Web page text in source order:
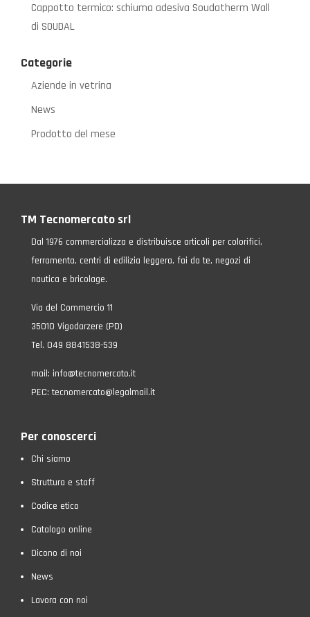
Cappotto termico: schiuma adesiva Soudatherm Wall
di SOUDAL
Categorie
Aziende in vetrina
News
Prodotto del mese
TM Tecnomercato srl
Dal 1976 commercializza e distribuisce articoli per colorifici,
ferramenta, centri di edilizia leggera, fai da te, negozi di
nautica e bricolage.
Via del Commercio 11
35010 Vigodarzere (PD)
Tel. 049 8841538-539
mail: info@tecnomercato.it
PEC:tecnomercato@legalmail.it
Per conoscerci
Chi siamo
Struttura e staff
Codice etico
Catalogo online
Dicono di noi
News
Lavora con noi